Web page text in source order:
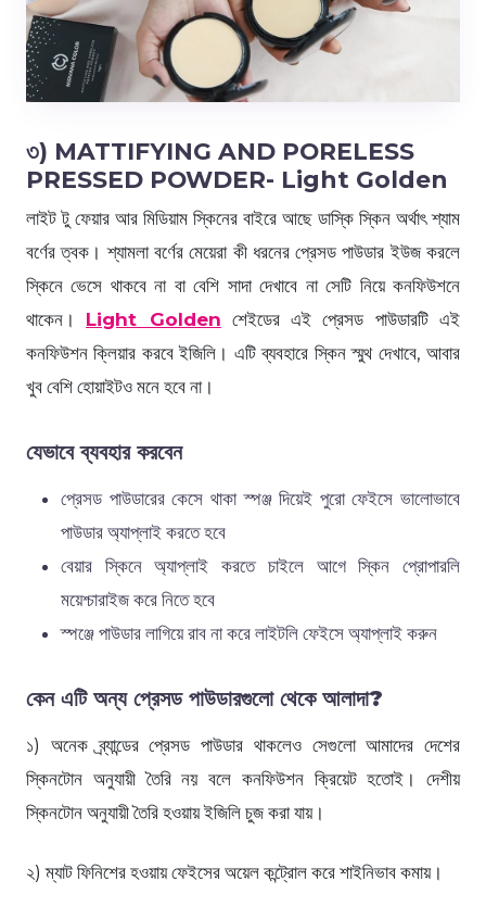
৩) MATTIFYING AND PORELESS
PRESSED POWDER- Light Golden
লাইট টু ফেয়ার আর মিডিয়াম স্কিনের বাইরে আছে ডাস্কি স্কিন অর্থাৎ শ্যাম
বর্ণের ত্বক। শ্যামলা বর্ণের মেয়েরা কী ধরনের প্রেসড পাউডার ইউজ করলে
স্কিনে ভেসে থাকবে না বা বেশি সাদা দেখাবে না সেটি নিয়ে কনফিউশনে
থাকেন। Light Golden শেইডের এই প্রেসড পাউডারটি এই
কনফিউশন ক্লিয়ার করবে ইজিলি। এটি ব্যবহারে স্কিন স্মুথ দেখাবে, আবার
খুব বেশি হোয়াইটও মনে হবে না।
যেভাবে ব্যবহার করবেন
প্রেসড পাউডারের কেসে থাকা স্পঞ্জ দিয়েই পুরো ফেইসে ভালোভাবে
পাউডার অ্যাপ্লাই করতে হবে
বেয়ার স্কিনে অ্যাপ্লাই করতে চাইলে আগে স্কিন প্রোপারলি
ময়েশ্চারাইজ করে নিতে হবে
স্পঞ্জে পাউডার লাগিয়ে রাব না করে লাইটলি ফেইসে অ্যাপ্লাই করুন
কেন এটি অন্য প্রেসড পাউডারগুলো থেকে আলাদা?
১) অনেক ব্র্যান্ডের প্রেসড পাউডার থাকলেও সেগুলো আমাদের দেশের
স্কিনটোন অনুযায়ী তৈরি নয় বলে কনফিউশন ক্রিয়েট হতোই। দেশীয়
স্কিনটোন অনুযায়ী তৈরি হওয়ায় ইজিলি চুজ করা যায়।
২) ম্যাট ফিনিশের হওয়ায় ফেইসের অয়েল কন্ট্রোল করে শাইনিভাব কমায়।